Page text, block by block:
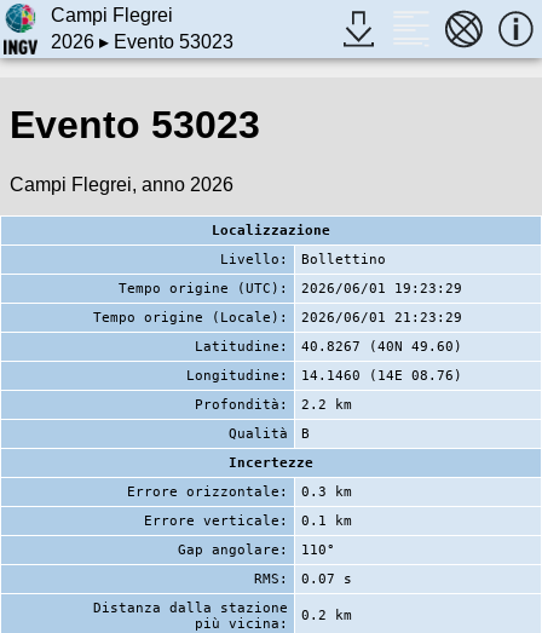
Campi Flegrei
2026▸ Evento 53023
Evento 53023
Campi Flegrei, anno 2026
Localizzazione
Livello:
Bollettino
Tempo origine (UTC):
2026/06/01 19:23:29
Tempo origine (Locale):
2026/06/01 21:23:29
Latitudine:
40.8267 (40N 49.60)
Longitudine:
14.1460 (14E 08.76)
Profondità:
2.2 km
Qualità
B
Incertezze
Errore orizzontale:
0.3 km
Errore verticale:
0.1 km
Gap angolare:
110°
RMS:
0.07 s
Distanza dalla stazione
più vicina:
0.2 km